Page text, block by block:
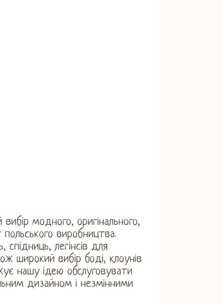
модного, оригінального,
виробництва.
легінсів для
широкий вибір боді, клоунів
нашу ідею обслуговувати
дизайном і незмінними